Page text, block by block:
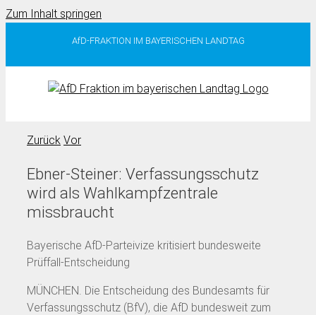
Zum Inhalt springen
AfD-FRAKTION IM BAYERISCHEN LANDTAG
Zurück Vor
Ebner-Steiner: Verfassungsschutz
wird als Wahlkampfzentrale
missbraucht
Bayerische AfD-Parteivize kritisiert bundesweite
Prüffall-Entscheidung
MÜNCHEN. Die Entscheidung des Bundesamts für
Verfassungsschutz (BfV), die AfD bundesweit zum